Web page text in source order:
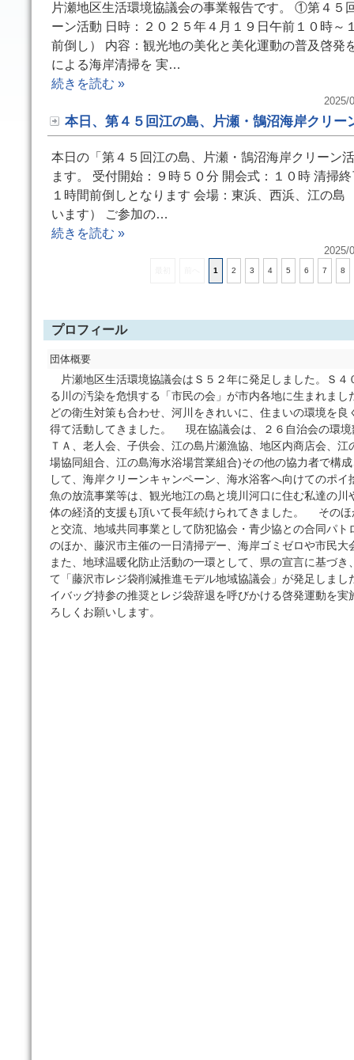
片瀬地区生活環境協議会の事業報告です。 ①第４５
ーン活動 日時：２０２５年４月１９日午前１０時～
前倒し） 内容：観光地の美化と美化運動の普及啓発
による海岸清掃を 実…
続きを読む »
2025/
本日、第４５回江の島、片瀬・鵠沼海岸クリー
本日の「第４５回江の島、片瀬・鵠沼海岸クリーン
ます。 受付開始：９時５０分 開会式：１０時 清掃
１時間前倒しとなります 会場：東浜、西浜、江の島
います） ご参加の…
続きを読む »
2025/
1 2 3 4 5 6 7 8
プロフィール
団体概要
片瀬地区生活環境協議会はＳ５２年に発足しました。Ｓ４
る川の汚染を危惧する「市民の会」が市内各地に生まれま
どの衛生対策も合わせ、河川をきれいに、住まいの環境を
得て活動してきました。 現在協議会は、２６自治会の環境
ＴＡ、老人会、子供会、江の島片瀬漁協、地区内商店会、
場協同組合、江の島海水浴場営業組合)その他の協力者で
して、海岸クリーンキャンペーン、海水浴客へ向けてのポ
魚の放流事業等は、観光地江の島と境川河口に住む私達の
体の経済的支援も頂いて長年続けられてきました。 そのほ
と交流、地域共同事業として防犯協会・青少協との合同パ
のほか、藤沢市主催の一日清掃デー、海岸ゴミゼロや市民
また、地球温暖化防止活動の一環として、県の宣言に基づ
て「藤沢市レジ袋削減推進モデル地域協議会」が発足しま
イバッグ持参の推奨とレジ袋辞退を呼びかける啓発運動を
ろしくお願いします。